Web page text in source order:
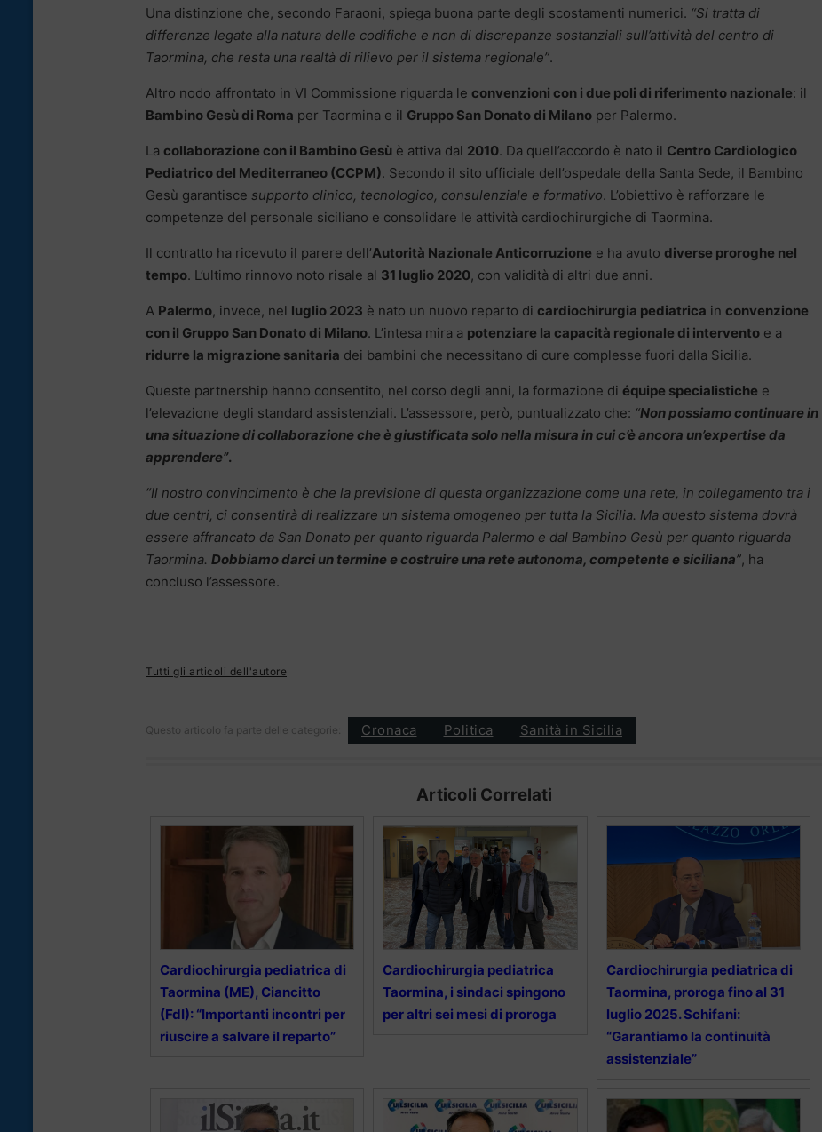
Una distinzione che, secondo Faraoni, spiega buona parte degli scostamenti numerici. “Si tratta di
differenze legate alla natura delle codifiche e non di discrepanze sostanziali sull’attività del centro di
Taormina, che resta una realtà di rilievo per il sistema regionale”.
Altro nodo affrontato in VI Commissione riguarda le convenzioni con i due poli di riferimento nazionale: il
Bambino Gesù di Roma per Taormina e il Gruppo San Donato di Milano per Palermo.
La collaborazione con il Bambino Gesù è attiva dal 2010. Da quell’accordo è nato il Centro Cardiologico
Pediatrico del Mediterraneo (CCPM). Secondo il sito ufficiale dell’ospedale della Santa Sede, il Bambino
Gesù garantisce supporto clinico, tecnologico, consulenziale e formativo. L’obiettivo è rafforzare le
competenze del personale siciliano e consolidare le attività cardiochirurgiche di Taormina.
Il contratto ha ricevuto il parere dell’Autorità Nazionale Anticorruzione e ha avuto diverse proroghe nel
tempo. L’ultimo rinnovo noto risale al 31 luglio 2020, con validità di altri due anni.
A Palermo, invece, nel luglio 2023 è nato un nuovo reparto di cardiochirurgia pediatrica in convenzione
con il Gruppo San Donato di Milano. L’intesa mira a potenziare la capacità regionale di intervento e a
ridurre la migrazione sanitaria dei bambini che necessitano di cure complesse fuori dalla Sicilia.
Queste partnership hanno consentito, nel corso degli anni, la formazione di équipe specialistiche e
l’elevazione degli standard assistenziali. L’assessore, però, puntualizzato che: “Non possiamo continuare in
una situazione di collaborazione che è giustificata solo nella misura in cui c’è ancora un’expertise da
apprendere”.
“Il nostro convincimento è che la previsione di questa organizzazione come una rete, in collegamento tra i
due centri, ci consentirà di realizzare un sistema omogeneo per tutta la Sicilia. Ma questo sistema dovrà
essere affrancato da San Donato per quanto riguarda Palermo e dal Bambino Gesù per quanto riguarda
Taormina. Dobbiamo darci un termine e costruire una rete autonoma, competente e siciliana”, ha
concluso l’assessore.
Tutti gli articoli dell'autore
Questo articolo fa parte delle categorie: Cronaca Politica Sanità in Sicilia
Articoli Correlati
Cardiochirurgia pediatrica di
Taormina (ME), Ciancitto
(FdI): “Importanti incontri per
riuscire a salvare il reparto”
Cardiochirurgia pediatrica
Taormina, i sindaci spingono
per altri sei mesi di proroga
Cardiochirurgia pediatrica di
Taormina, proroga fino al 31
luglio 2025. Schifani:
“Garantiamo la continuità
assistenziale”